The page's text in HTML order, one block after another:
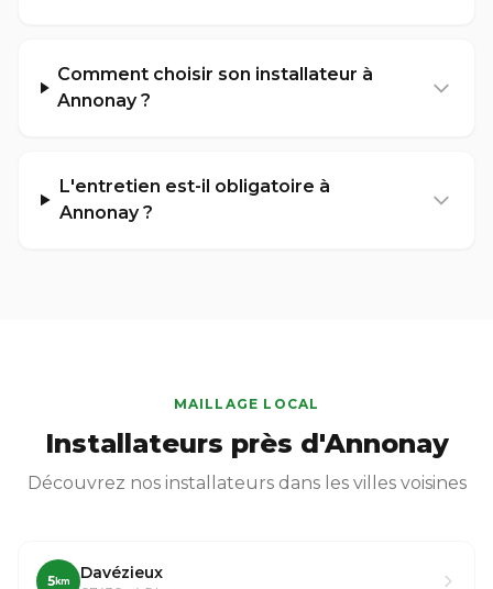
Comment choisir son installateur à
Annonay ?
L'entretien est-il obligatoire à
Annonay ?
MAILLAGE LOCAL
Installateurs près d'Annonay
Découvrez nos installateurs dans les villes voisines
5km Davézieux